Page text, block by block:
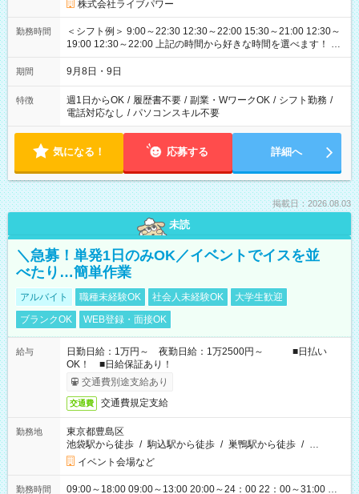
株式会社ライブパワー
勤務時間
＜シフト例＞ 9:00～22:30 12:30～22:00 15:30～21:00 12:30～
19:00 12:30～22:00 上記の時間から好きな時間を選べます！ ※
時間は変更となる可能性があります
期間 9月8日・9日
特徴 週1日からOK / 履歴書不要 / 副業・WワークOK / シフト勤務 /
電話対応なし / パソコンスキル不要
気になる！ 応募する 詳細へ
掲載日：2026.08.03
未読
＼急募！単発1日のみOK／イベントでイスを並
べたり…簡単作業
アルバイト 職種未経験OK 社会人未経験OK
大学生歓迎
ブランクOK
WEB登録・面接OK
給与
日勤日給：1万円～ 夜勤日給：1万2500円～ ■日払い
OK！ ■日給保証あり！
交通費別途支給あり
交通費 交通費規定支給
勤務地
東京都豊島区
池袋駅から徒歩 / 駒込駅から徒歩 / 巣鴨駅から徒歩 / …
イベント会場など
勤務時間
09:00～18:00 09:00～13:00 20:00～24：00 22：00～31:00 …